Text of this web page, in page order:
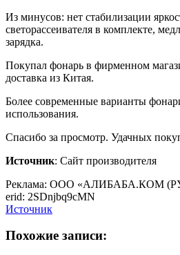
Из минусов: нет стабилизации
светорассеивателя в комплекте,
зарядка.
Покупал фонарь в фирменном
доставка из Китая.
Более современные варианты
использования.
Спасибо за просмотр. Удачных
Источник: Сайт производителя
Реклама: ООО «АЛИБАБА.КОМ
erid: 2SDnjbq9cMN
Источник
Похожие записи: